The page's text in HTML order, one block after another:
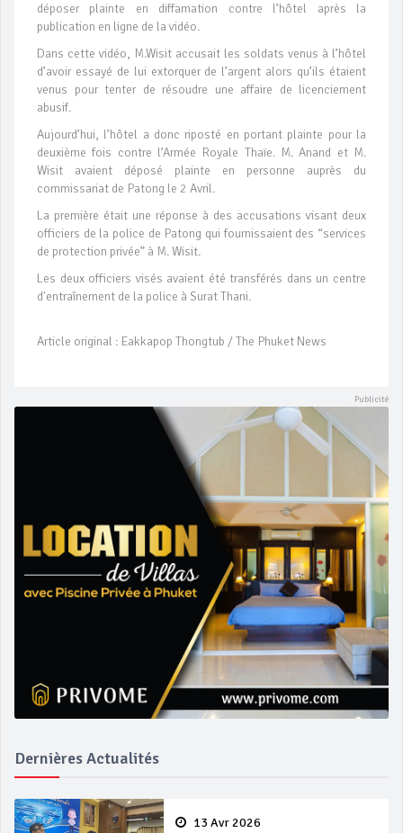
déposer plainte en diffamation contre l’hôtel après la
publication en ligne de la vidéo.
Dans cette vidéo, M.Wisit accusait les soldats venus à l’hôtel
d’avoir essayé de lui extorquer de l’argent alors qu’ils étaient
venus pour tenter de résoudre une affaire de licenciement
abusif.
Aujourd’hui, l’hôtel a donc riposté en portant plainte pour la
deuxième fois contre l’Armée Royale Thaïe. M. Anand et M.
Wisit avaient déposé plainte en personne auprès du
commissariat de Patong le 2 Avril.
La première était une réponse à des accusations visant deux
officiers de la police de Patong qui fournissaient des “services
de protection privée” à M. Wisit.
Les deux officiers visés avaient été transférés dans un centre
d'entraînement de la police à Surat Thani.
Article original : Eakkapop Thongtub / The Phuket News
Dernières Actualités
13 Avr 2026